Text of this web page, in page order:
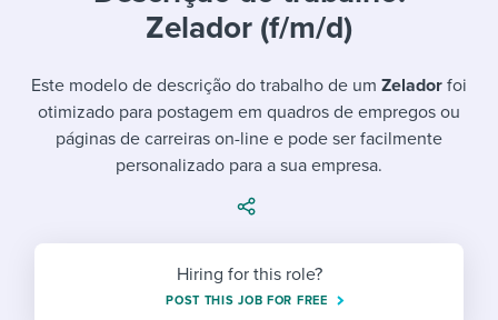
Mobilizing AI in my work
Evaluating candidates
Working together with others
Maintaining hiring pipelines
Developing & retaining people
I WANT...
Job description templates
Policy templates
Onboarding checklists
I’m a jobseeker
I WANT TO LEARN ABOUT...
Pay & benefits
Attend webinars & events
Workable customer stories
Explore Workable
Request a demo
Zelador (f/m/d)
Este modelo de descrição do trabalho de um Zelador foi
otimizado para postagem em quadros de empregos ou
páginas de carreiras on-line e pode ser facilmente
personalizado para a sua empresa.
Hiring for this role?
POST THIS JOB FOR FREE